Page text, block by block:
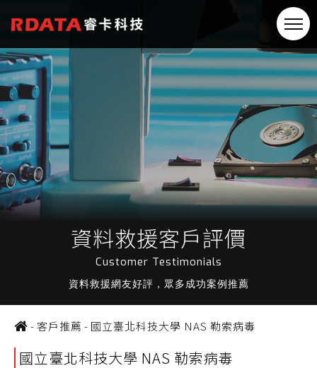
資料救援客戶評價
Customer Testimonials
資料救援網友好評，眾多成功案例推薦
-客戶推薦 - 國立臺北科技大學 NAS 勒索病毒
國立臺北科技大學 NAS 勒索病毒